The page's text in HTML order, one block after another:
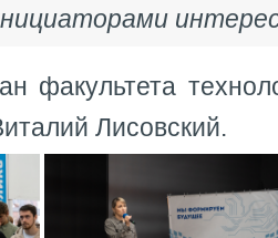
факультета
Лисовский.